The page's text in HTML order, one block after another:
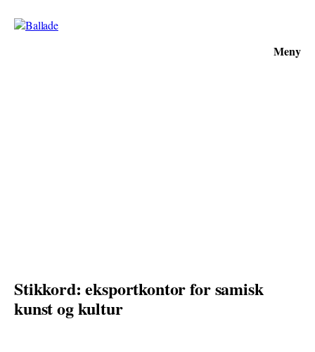
Meny
Stikkord: eksportkontor for samisk
kunst og kultur